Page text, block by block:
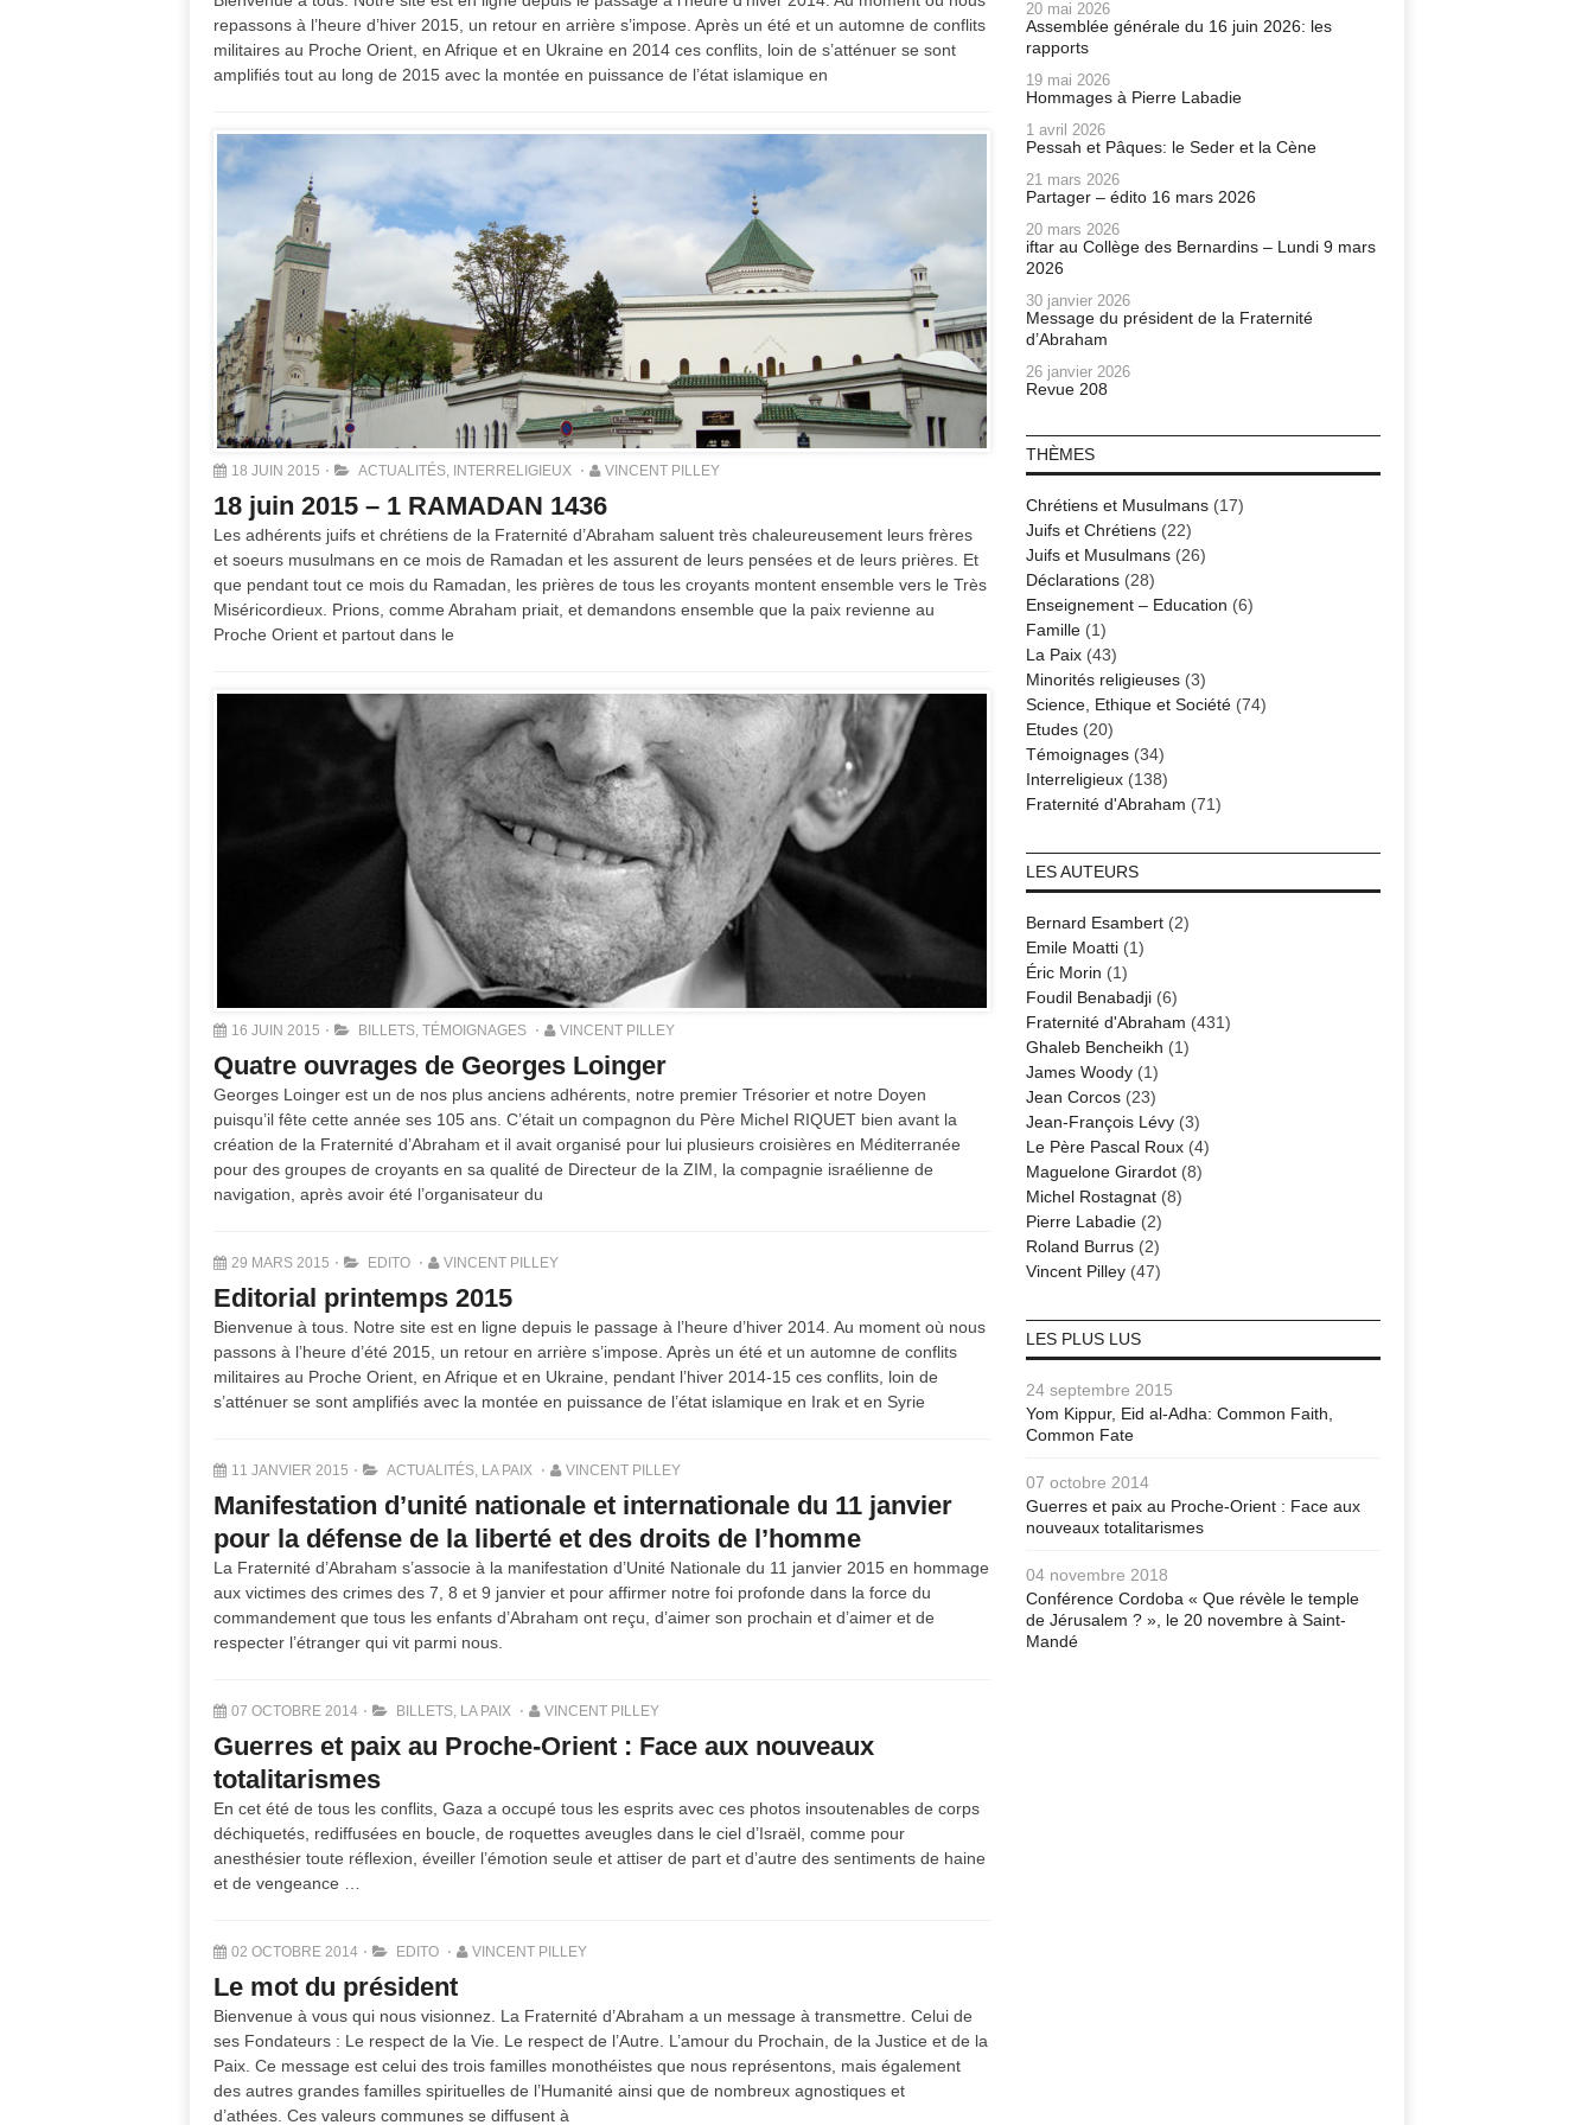
repassons à l’heure d’hiver 2015, un retour en arrière s’impose. Après un été et un automne de conflits
militaires au Proche Orient, en Afrique et en Ukraine en 2014 ces conflits, loin de s’atténuer se sont
amplifiés tout au long de 2015 avec la montée en puissance de l’état islamique en
18 JUIN 2015 ACTUALITÉS, INTERRELIGIEUX VINCENT PILLEY
18 juin 2015 – 1 RAMADAN 1436
Les adhérents juifs et chrétiens de la Fraternité d’Abraham saluent très chaleureusement leurs frères
et soeurs musulmans en ce mois de Ramadan et les assurent de leurs pensées et de leurs prières. Et
que pendant tout ce mois du Ramadan, les prières de tous les croyants montent ensemble vers le Très
Miséricordieux. Prions, comme Abraham priait, et demandons ensemble que la paix revienne au
Proche Orient et partout dans le
16 JUIN 2015 BILLETS TÉMOIGNAGES VINCENT PILLEY
Quatre ouvrages de Georges Loinger
Georges Loinger est un de nos plus anciens adhérents, notre premier Trésorier et notre Doyen
puisqu’il fête cette année ses 105 ans. C’était un compagnon du Père Michel RIQUET bien avant la
création de la Fraternité d’Abraham et il avait organisé pour lui plusieurs croisières en Méditerranée
pour des groupes de croyants en sa qualité de Directeur de la ZIM, la compagnie israélienne de
navigation, après avoir été l’organisateur du
29 MARS 2015 EDITO VINCENT PILLEY
Editorial printemps 2015
Bienvenue à tous. Notre site est en ligne depuis le passage à l’heure d’hiver 2014. Au moment où nous
passons à l’heure d’été 2015, un retour en arrière s’impose. Après un été et un automne de conflits
militaires au Proche Orient, en Afrique et en Ukraine, pendant l’hiver 2014-15 ces conflits, loin de
s’atténuer se sont amplifiés avec la montée en puissance de l’état islamique en Irak et en Syrie
11 JANVIER 2015 ACTUALITÉS LA PAIX VINCENT PILLEY
Manifestation d’unité nationale et internationale du 11 janvier
pour la défense de la liberté et des droits de l’homme
La Fraternité d’Abraham s’associe à la manifestation d’Unité Nationale du 11 janvier 2015 en hommage
aux victimes des crimes des 7, 8 et 9 janvier et pour affirmer notre foi profonde dans la force du
commandement que tous les enfants d’Abraham ont reçu, d’aimer son prochain et d’aimer et de
respecter l’étranger qui vit parmi nous.
07 OCTOBRE 2014 BILLETS LA PAIX VINCENT PILLEY
Guerres et paix au Proche-Orient : Face aux nouveaux
totalitarismes
En cet été de tous les conflits, Gaza a occupé tous les esprits avec ces photos insoutenables de corps
déchiquetés, rediffusées en boucle, de roquettes aveugles dans le ciel d’Israël, comme pour
anesthésier toute réflexion, éveiller l’émotion seule et attiser de part et d’autre des sentiments de haine
et de vengeance …
02 OCTOBRE 2014 EDITO VINCENT PILLEY
Le mot du président
Bienvenue à vous qui nous visionnez. La Fraternité d’Abraham a un message à transmettre. Celui de
ses Fondateurs : Le respect de la Vie. Le respect de l’Autre. L’amour du Prochain, de la Justice et de la
Paix. Ce message est celui des trois familles monothéistes que nous représentons, mais également
des autres grandes familles spirituelles de l’Humanité ainsi que de nombreux agnostiques et
d’athées. Ces valeurs communes se diffusent à
20 mai 2026
Assemblée générale du 16 juin 2026: les
rapports
19 mai 2026
Hommages à Pierre Labadie
1 avril 2026
Pessah et Pâques: le Seder et la Cène
21 mars 2026
Partager – édito 16 mars 2026
20 mars 2026
iftar au Collège des Bernardins – Lundi 9 mars
2026
30 janvier 2026
Message du président de la Fraternité
d’Abraham
26 janvier 2026
Revue 208
THÈMES
Chrétiens et Musulmans(17)
Juifs et Chrétiens(22)
Juifs et Musulmans(26)
Déclarations(28)
Enseignement – Education (6)
Famille(1)
La Paix(43)
Minorités religieuses(3)
Science, Ethique et Société(74)
Etudes(20)
Témoignages(34)
Interreligieux(138)
Fraternité d'Abraham (71)
LES AUTEURS
Bernard Esambert(2)
Emile Moatti(1)
Éric Morin (1)
Foudil Benabadji(6)
Fraternité d'Abraham (431)
Ghaleb Bencheikh (1)
James Woody(1)
Jean Corcos(23)
Jean-François Lévy(3)
Le Père Pascal Roux(4)
Maguelone Girardot(8)
Michel Rostagnat(8)
Pierre Labadie(2)
Roland Burrus(2)
Vincent Pilley(47)
LES PLUS LUS
24 septembre 2015
Yom Kippur, Eid al-Adha: Common Faith,
Common Fate
07 octobre 2014
Guerres et paix au Proche-Orient : Face aux
nouveaux totalitarismes
04 novembre 2018
Conférence Cordoba « Que révèle le temple
de Jérusalem ? », le 20 novembre à Saint-
Mandé